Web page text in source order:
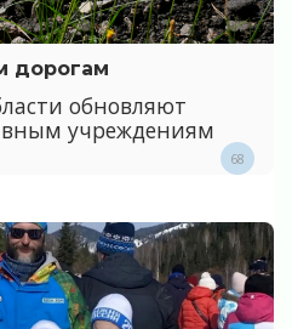
дорогам
обновляют
учреждениям
68